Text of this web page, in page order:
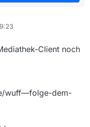
Client noch
wuff—folge-dem-